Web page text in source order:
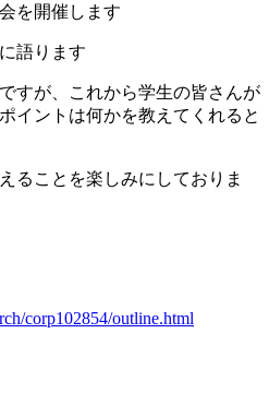
を開催します
語ります
すが、これから学生の皆さんが
イントは何かを教えてくれると
ることを楽しみにしておりま
corp102854/outline.html